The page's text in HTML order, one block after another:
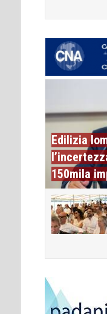
Edilizia
150mila